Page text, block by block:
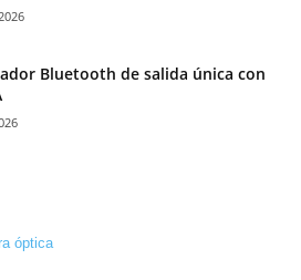
Bluetooth de salida única con
óptica